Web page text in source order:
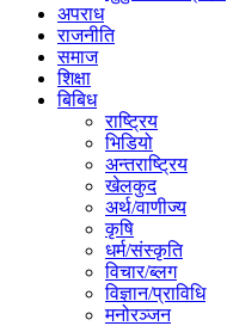
अपराध
राजनीति
समाज
शिक्षा
बिबिध
राष्ट्रिय
भिडियो
अन्तराष्ट्रिय
खेलकुद
अर्थ/वाणीज्य
कृषि
धर्म/संस्कृति
विचार/ब्लग
विज्ञान/प्राविधि
मनोरञ्जन